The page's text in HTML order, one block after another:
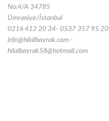
No:4/A 34785
Ümraniye/İstanbul
0216 412 20 34- 0537 357 95 20
info@hilalbayrak.com -
hilalbayrak58@hotmail.com